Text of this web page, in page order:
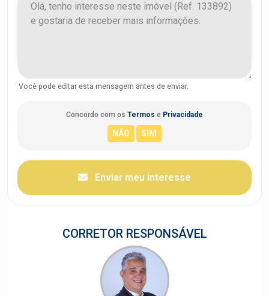
Você pode editar esta mensagem antes de enviar.
Concordo com os Termos e Privacidade
Enviar meu interesse
CORRETOR RESPONSÁVEL